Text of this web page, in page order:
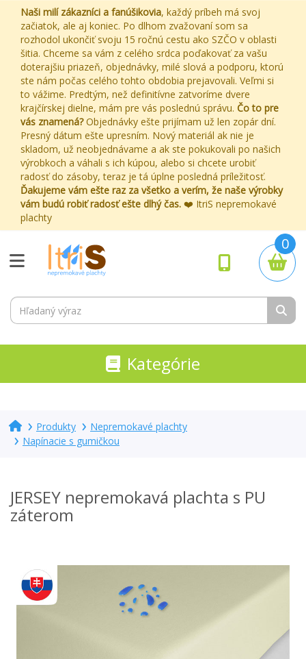
Naši milí zákazníci a fanúšikovia, každý príbeh má svoj
začiatok, ale aj koniec. Po dlhom zvažovaní som sa
rozhodol ukončiť svoju 15 ročnú cestu ako SZČO v oblasti
šitia. Chceme sa vám z celého srdca poďakovať za vašu
doterajšiu priazeň, objednávky, milé slová a podporu, ktorú
ste nám počas celého tohto obdobia prejavovali. Veľmi si
to vážime. Predtým, než definitívne zatvoríme dvere
krajčírskej dielne, mám pre vás poslednú správu. Čo to pre
vás znamená?Objednávky ešte prijímam už len zopár dní.
Presný dátum ešte upresním. Nový materiál ak nie je
skladom, už neobjednávame a ak ste pokukovali po našich
výrobkoch a váhali s ich kúpou, alebo si chcete urobiť
radosť do zásoby, teraz je tá úplne posledná príležitosť.
Ďakujeme vám ešte raz za všetko a verím, že naše výrobky
vám budú robiť radosť ešte dlhý čas. ❤️ ItriS nepremokavé
plachty
0
Kategórie
Produkty
Nepremokavé plachty
Napínacie s gumičkou
JERSEY nepremokavá plachta s PU
záterom